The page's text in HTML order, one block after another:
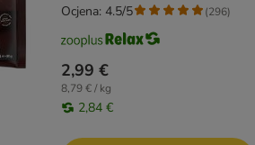
2,99 €
8,79 € / kg
2,84 €
Ocjena: 4.5/5 (296)